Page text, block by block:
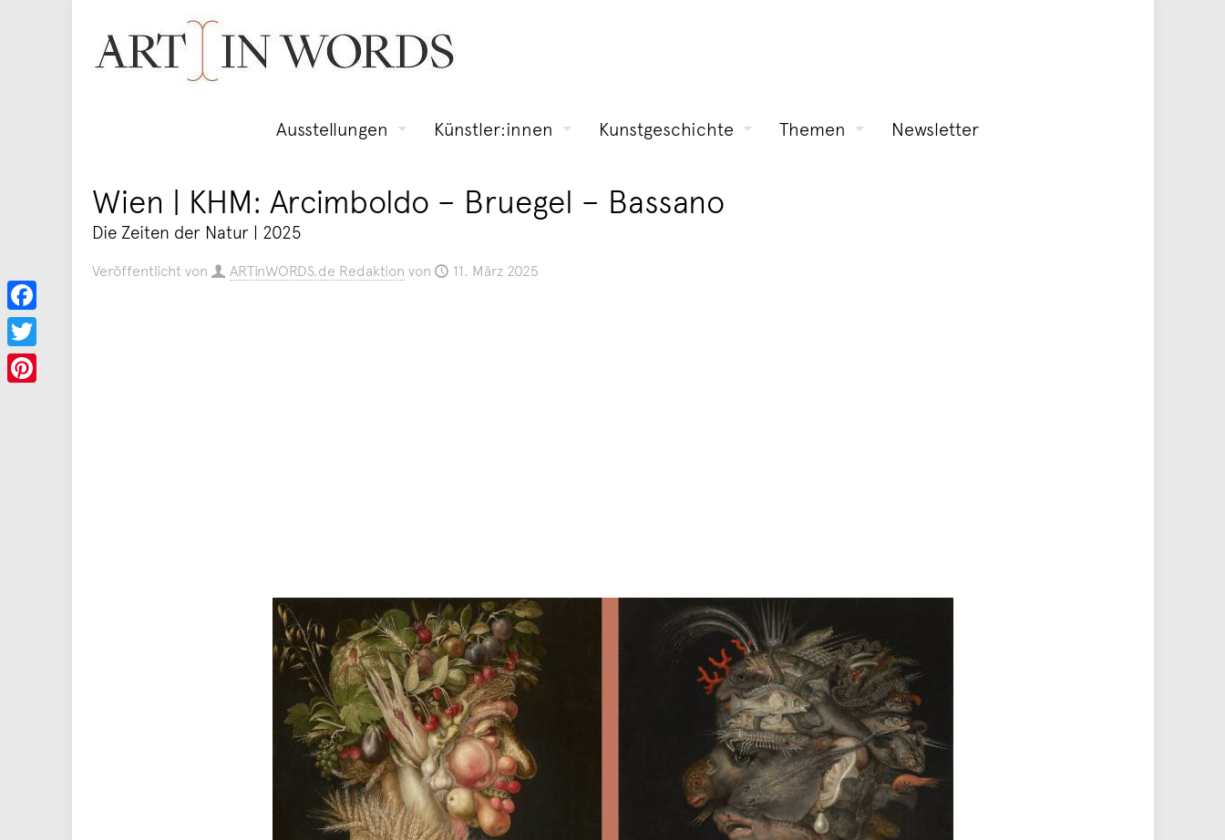
Ausstellungen Künstler:innen Kunstgeschichte Themen Newsletter
Wien | KHM: Arcimboldo – Bruegel – Bassano
Die Zeiten der Natur | 2025
Veröffentlicht von ARTinWORDS.de Redaktion von 11. März 2025
Facebook
Twitter